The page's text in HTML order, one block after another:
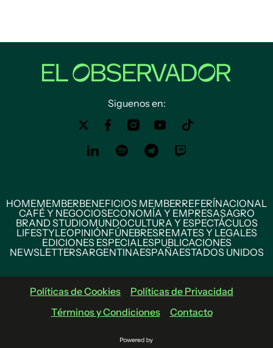
Siguenos en:
HOMEMEMBERBENEFICIOS MEMBERREFERÍNACIONAL
CAFÉ Y NEGOCIOSECONOMÍA Y EMPRESASAGRO
BRAND STUDIOMUNDOCULTURA Y ESPECTÁCULOS
LIFESTYLEOPINIÓNFÚNEBRESREMATES Y LEGALES
EDICIONES ESPECIALESPUBLICACIONES
NEWSLETTERSARGENTINAESPAÑAESTADOS UNIDOS
Políticas de Cookies
Políticas de Privacidad
Términos y Condiciones
Contacto